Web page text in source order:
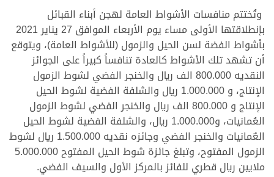
وتُختتم منافسات الأشواط العامة لهجن أبناء القبائل
بإنطلاقتها الأولى مساء يوم الأربعاء الموافق 27 يناير 2021
بأشواط الفضة لسن الحيل والزمول (للأشواط العامة)، ويتوقع
أن تشهد تلك الأشواط كالعادة تنافساً كبيراً على الجوائز
النقديه 800.000 الف ريال والخنجر الفضي لشوط الزمول
الإنتاج، و 1.000.000 ريال والشلفة الفضية لشوط الحيل
الإنتاج و 800.000 الف ريال والخنجر الفضي لشوط الزمول
العُمانيات، و1.000.000 ريال، والشلفة الفضية لشوط الحيل
العٌمانيات والخنجر الفضي وجائزه نقديه 1.500.000 ريال لشوط
الزمول المفتوح، وتبلغ جائزة شوط الحيل المفتوح 5.000.000
ملايين ريال قطري للفائز بالمركز الأول والسيف الفضي.